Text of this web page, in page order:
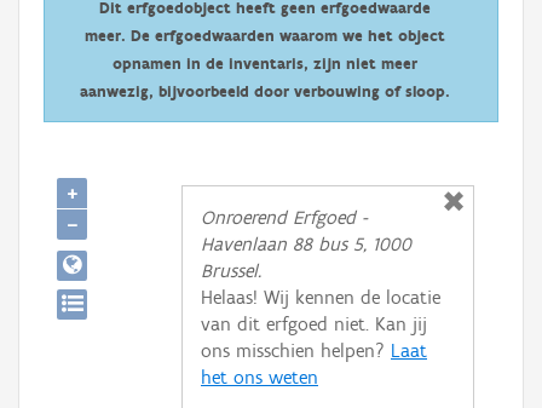
Downloads
Hergebruik
Dit erfgoedobject heeft geen erfgoedwaarde
meer. De erfgoedwaarden waarom we het object
opnamen in de inventaris, zijn niet meer
aanwezig, bijvoorbeeld door verbouwing of sloop.
Onroerend Erfgoed -
Havenlaan 88 bus 5, 1000
Brussel.
Helaas! Wij kennen de locatie
van dit erfgoed niet. Kan jij
ons misschien helpen? Laat
het ons weten
+
−